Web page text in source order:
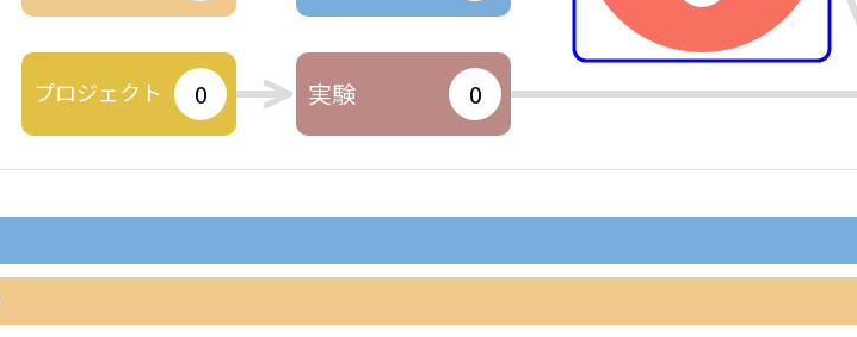
プロジェクト 0 実験 0